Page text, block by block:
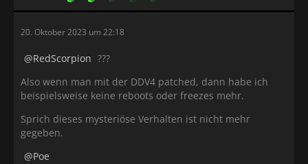
20. Oktober 2023 um 22:18
RedScorpion ???
Also wenn man mit der DDV4 patched, dann habe ich
beispielsweise keine reboots oder freezes mehr.
Sprich dieses mysteriöse Verhalten ist nicht mehr
gegeben.
Poe